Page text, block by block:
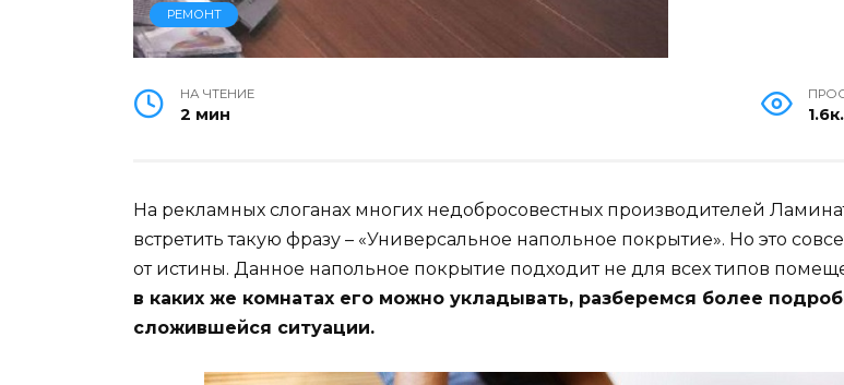
РЕМОНТ
НА ЧТЕНИЕ
2 мин 1.6к.
На рекламных слоганах многих недобросовестных производителей
встретить такую фразу – «Универсальное напольное покрытие». Но это
от истины. Данное напольное покрытие подходит не для всех типов
в каких же комнатах его можно укладывать, разберемся более
сложившейся ситуации.